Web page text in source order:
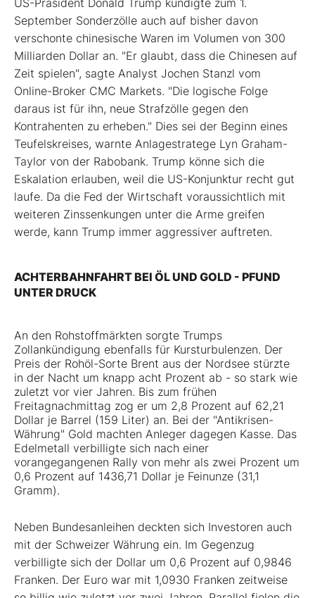
US-Präsident Donald Trump kündigte zum 1.
September Sonderzölle auch auf bisher davon
verschonte chinesische Waren im Volumen von 300
Milliarden Dollar an. "Er glaubt, dass die Chinesen auf
Zeit spielen", sagte Analyst Jochen Stanzl vom
Online-Broker CMC Markets. "Die logische Folge
daraus ist für ihn, neue Strafzölle gegen den
Kontrahenten zu erheben." Dies sei der Beginn eines
Teufelskreises, warnte Anlagestratege Lyn Graham-
Taylor von der Rabobank. Trump könne sich die
Eskalation erlauben, weil die US-Konjunktur recht gut
laufe. Da die Fed der Wirtschaft voraussichtlich mit
weiteren Zinssenkungen unter die Arme greifen
werde, kann Trump immer aggressiver auftreten.
ACHTERBAHNFAHRT BEI ÖL UND GOLD - PFUND
UNTER DRUCK
An den Rohstoffmärkten sorgte Trumps
Zollankündigung ebenfalls für Kursturbulenzen. Der
Preis der Rohöl-Sorte Brent aus der Nordsee stürzte
in der Nacht um knapp acht Prozent ab - so stark wie
zuletzt vor vier Jahren. Bis zum frühen
Freitagnachmittag zog er um 2,8 Prozent auf 62,21
Dollar je Barrel (159 Liter) an. Bei der "Antikrisen-
Währung" Gold machten Anleger dagegen Kasse. Das
Edelmetall verbilligte sich nach einer
vorangegangenen Rally von mehr als zwei Prozent um
0,6 Prozent auf 1436,71 Dollar je Feinunze (31,1
Gramm).
Neben Bundesanleihen deckten sich Investoren auch
mit der Schweizer Währung ein. Im Gegenzug
verbilligte sich der Dollar um 0,6 Prozent auf 0,9846
Franken. Der Euro war mit 1,0930 Franken zeitweise